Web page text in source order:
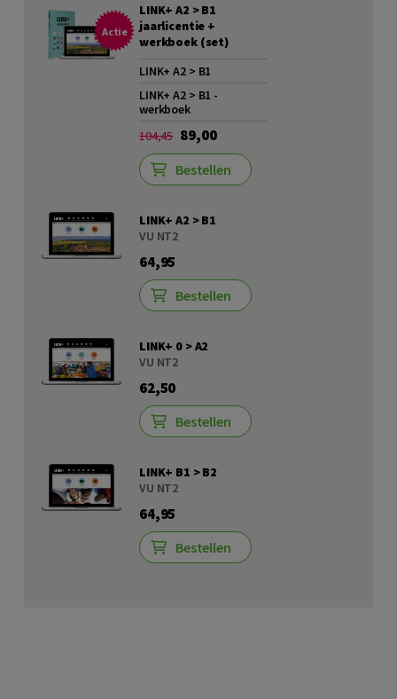
Actie
LINK+ A2 > B1
jaarlicentie +
werkboek (set)
LINK+ A2 > B1
LINK+ A2 > B1 -
werkboek
104,45 89,00
Bestellen
LINK+ A2 > B1
VU NT2
64,95
Bestellen
LINK+ 0 > A2
VU NT2
62,50
Bestellen
LINK+ B1 > B2
VU NT2
64,95
Bestellen